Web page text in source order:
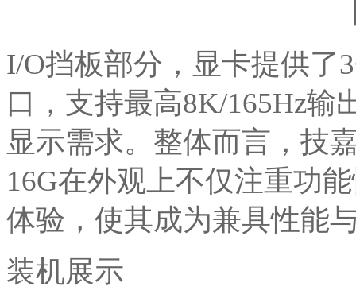
I/O挡板部分，显卡提供了
口，支持最高8K/165Hz输
显示需求。整体而言，技
16G在外观上不仅注重功
体验，使其成为兼具性能
装机展示